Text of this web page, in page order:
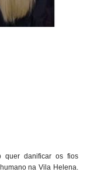
quer danificar os fios
na Vila Helena.